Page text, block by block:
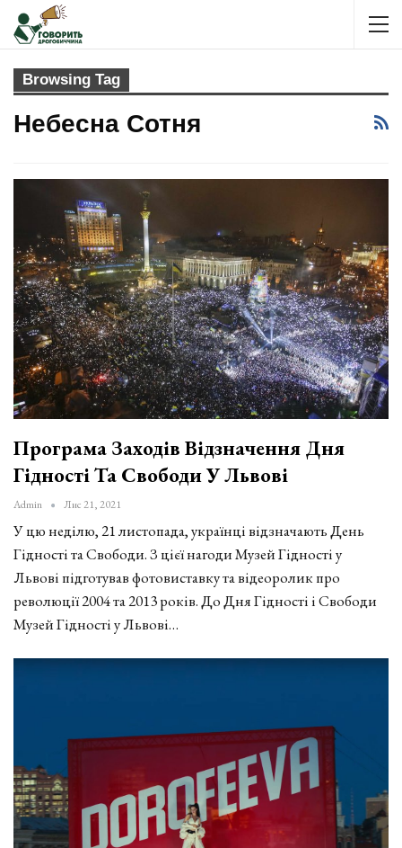
Browsing Tag
Небесна Сотня
Програма Заходів Відзначення Дня
Гідності Та Свободи У Львові
Admin Лис 21, 2021
У цю неділю, 21 листопада, українці відзначають День
Гідності та Свободи. З цієї нагоди Музей Гідності у
Львові підготував фотовиставку та відеоролик про
революції 2004 та 2013 років. До Дня Гідності і Свободи
Музей Гідності у Львові…